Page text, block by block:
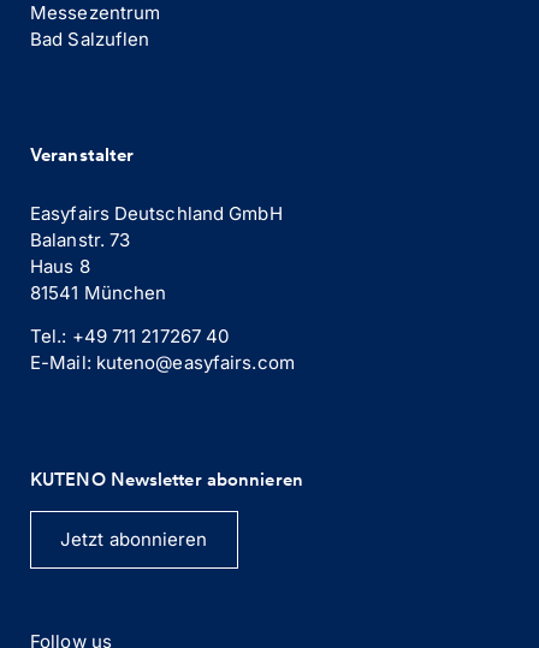
Messezentrum
Bad Salzuflen
Veranstalter
Easyfairs Deutschland GmbH
Balanstr. 73
Haus 8
81541 München
Tel.: +49 711 217267 40
E-Mail: kuteno@easyfairs.com
KUTENO Newsletter abonnieren
Jetzt abonnieren
Follow us